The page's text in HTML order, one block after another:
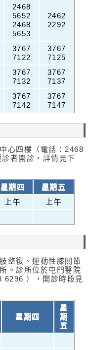
2468
5652
2468
5653
2462
2292
3767
7122
3767
7125
3767
7132
3767
7137
3767
7142
3767
7147
心四樓（電話：2468
者開診，詳情見下
星期四
星期五
上午
上午
整復、運動性膝關節
。診所位於屯門醫院
6296 ），開診時段見
星期四
星
期
五